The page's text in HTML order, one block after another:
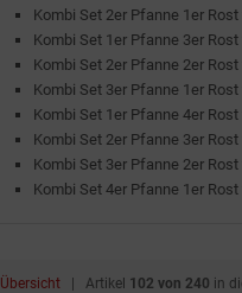
Kombi Set 2er Pfanne 1er
Kombi Set 1er Pfanne 3er
Kombi Set 2er Pfanne 2er
Kombi Set 3er Pfanne 1er
Kombi Set 1er Pfanne 4er
Kombi Set 2er Pfanne 3er
Kombi Set 3er Pfanne 2er
Kombi Set 4er Pfanne 1er
Übersicht | Artikel 102 von 240 in